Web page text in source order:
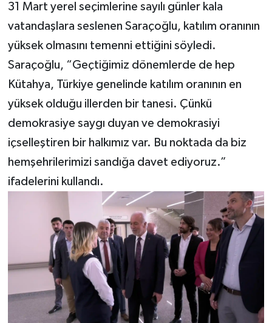
31 Mart yerel seçimlerine sayılı günler kala
vatandaşlara seslenen Saraçoğlu, katılım oranının
yüksek olmasını temenni ettiğini söyledi.
Saraçoğlu, “Geçtiğimiz dönemlerde de hep
Kütahya, Türkiye genelinde katılım oranının en
yüksek olduğu illerden bir tanesi. Çünkü
demokrasiye saygı duyan ve demokrasiyi
içselleştiren bir halkımız var. Bu noktada da biz
hemşehrilerimizi sandığa davet ediyoruz.”
ifadelerini kullandı.